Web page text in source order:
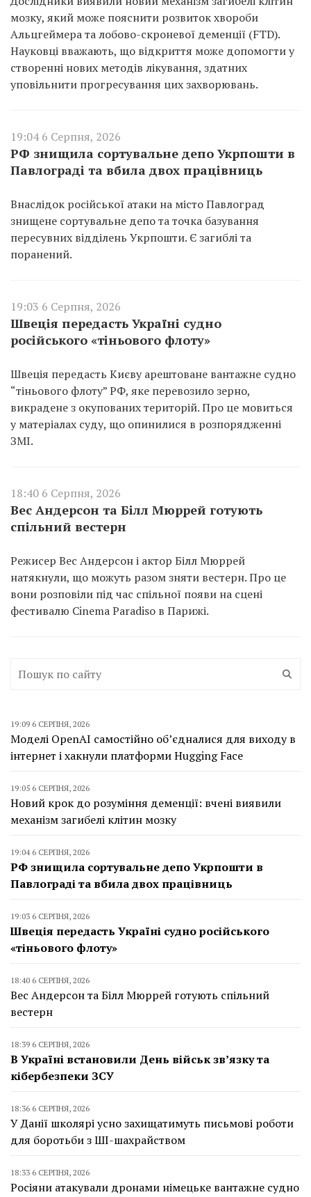
мозку, який може пояснити розвиток хвороби
Альцгеймера та лобово-скроневої деменції (FTD).
Науковці вважають, що відкриття може допомогти у
створенні нових методів лікування, здатних
уповільнити прогресування цих захворювань.
19:04 6 Серпня, 2026
РФ знищила сортувальне депо Укрпошти в
Павлограді та вбила двох працівниць
Внаслідок російської атаки на місто Павлоград
знищене сортувальне депо та точка базування
пересувних відділень Укрпошти. Є загиблі та
поранений.
19:03 6 Серпня, 2026
Швеція передасть Україні судно
російського «тіньового флоту»
Швеція передасть Києву арештоване вантажне судно
“тіньового флоту” РФ, яке перевозило зерно,
викрадене з окупованих територій. Про це мовиться
у матеріалах суду, що опинилися в розпорядженні
ЗМІ.
18:40 6 Серпня, 2026
Вес Андерсон та Білл Мюррей готують
спільний вестерн
Режисер Вес Андерсон і актор Білл Мюррей
натякнули, що можуть разом зняти вестерн. Про це
вони розповіли під час спільної появи на сцені
фестивалю Cinema Paradiso в Парижі.
19:09 6 СЕРПНЯ, 2026
Моделі OpenAI самостійно об’єдналися для виходу в
інтернет і хакнули платформи Hugging Face
19:05 6 СЕРПНЯ, 2026
Новий крок до розуміння деменції: вчені виявили
механізм загибелі клітин мозку
19:04 6 СЕРПНЯ, 2026
РФ знищила сортувальне депо Укрпошти в
Павлограді та вбила двох працівниць
19:03 6 СЕРПНЯ, 2026
Швеція передасть Україні судно російського
«тіньового флоту»
18:40 6 СЕРПНЯ, 2026
Вес Андерсон та Білл Мюррей готують спільний
вестерн
18:39 6 СЕРПНЯ, 2026
В Україні встановили День військ зв’язку та
кібербезпеки ЗСУ
18:36 6 СЕРПНЯ, 2026
У Данії школярі усно захищатимуть письмові роботи
для боротьби з ШІ-шахрайством
18:33 6 СЕРПНЯ, 2026
Росіяни атакували дронами німецьке вантажне судно